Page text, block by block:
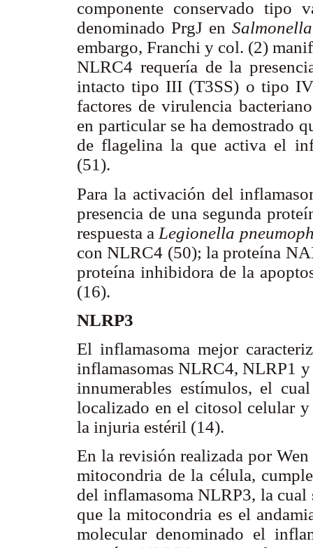
componente conservado
denominado PrgJ en
embargo, Franchi y col. (2)
NLRC4 requería de la
intacto tipo III (T3SS) o tipo IV
factores de virulencia
en particular se ha demostrado
de flagelina la que activa el
(51).
Para la activación del
presencia de una segunda
respuesta a Legionella
con NLRC4 (50); la proteína
proteína inhibidora de la
(16).
NLRP3
El inflamasoma mejor
inflamasomas NLRC4, NLRP1
innumerables estímulos, el
localizado en el citosol celular
la injuria estéril (14).
En la revisión realizada por
mitocondria de la célula,
del inflamasoma NLRP3, la cual
que la mitocondria es el
molecular denominado el